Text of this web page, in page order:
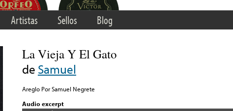
Artistas Sellos Blog
La Vieja Y El Gato
de Samuel
Areglo Por Samuel Negrete
Audio excerpt